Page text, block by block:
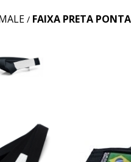
/ FAIXA PRETA